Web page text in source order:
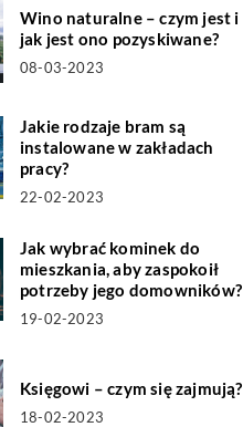
Wino naturalne – czym jest i
jak jest ono pozyskiwane?
08-03-2023
Jakie rodzaje bram są
instalowane w zakładach
pracy?
22-02-2023
Jak wybrać kominek do
mieszkania, aby zaspokoił
potrzeby jego domowników?
19-02-2023
Księgowi – czym się zajmują?
18-02-2023